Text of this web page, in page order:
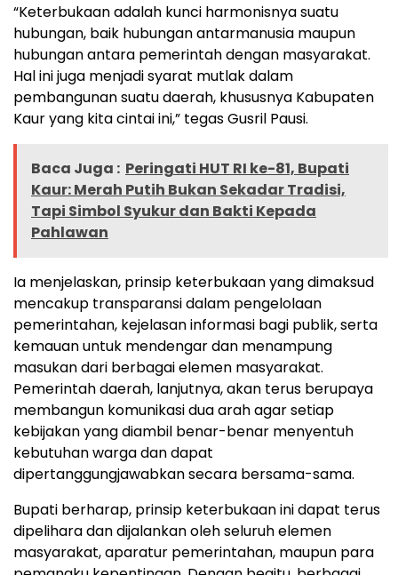
“Keterbukaan adalah kunci harmonisnya suatu
hubungan, baik hubungan antarmanusia maupun
hubungan antara pemerintah dengan masyarakat.
Hal ini juga menjadi syarat mutlak dalam
pembangunan suatu daerah, khususnya Kabupaten
Kaur yang kita cintai ini,” tegas Gusril Pausi.
Baca Juga : Peringati HUT RI ke-81, Bupati
Kaur: Merah Putih Bukan Sekadar Tradisi,
Tapi Simbol Syukur dan Bakti Kepada
Pahlawan
Ia menjelaskan, prinsip keterbukaan yang dimaksud
mencakup transparansi dalam pengelolaan
pemerintahan, kejelasan informasi bagi publik, serta
kemauan untuk mendengar dan menampung
masukan dari berbagai elemen masyarakat.
Pemerintah daerah, lanjutnya, akan terus berupaya
membangun komunikasi dua arah agar setiap
kebijakan yang diambil benar-benar menyentuh
kebutuhan warga dan dapat
dipertanggungjawabkan secara bersama-sama.
Bupati berharap, prinsip keterbukaan ini dapat terus
dipelihara dan dijalankan oleh seluruh elemen
masyarakat, aparatur pemerintahan, maupun para